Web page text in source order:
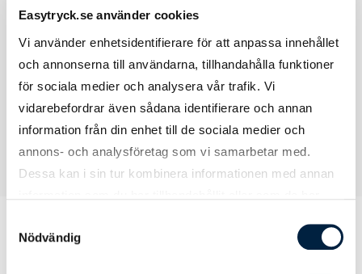
Easytryck.se använder cookies
Vi använder enhetsidentifierare för att anpassa innehållet
och annonserna till användarna, tillhandahålla funktioner
för sociala medier och analysera vår trafik. Vi
vidarebefordrar även sådana identifierare och annan
information från din enhet till de sociala medier och
annons- och analysföretag som vi samarbetar med.
Dessa kan i sin tur kombinera informationen med annan
Nödvändig